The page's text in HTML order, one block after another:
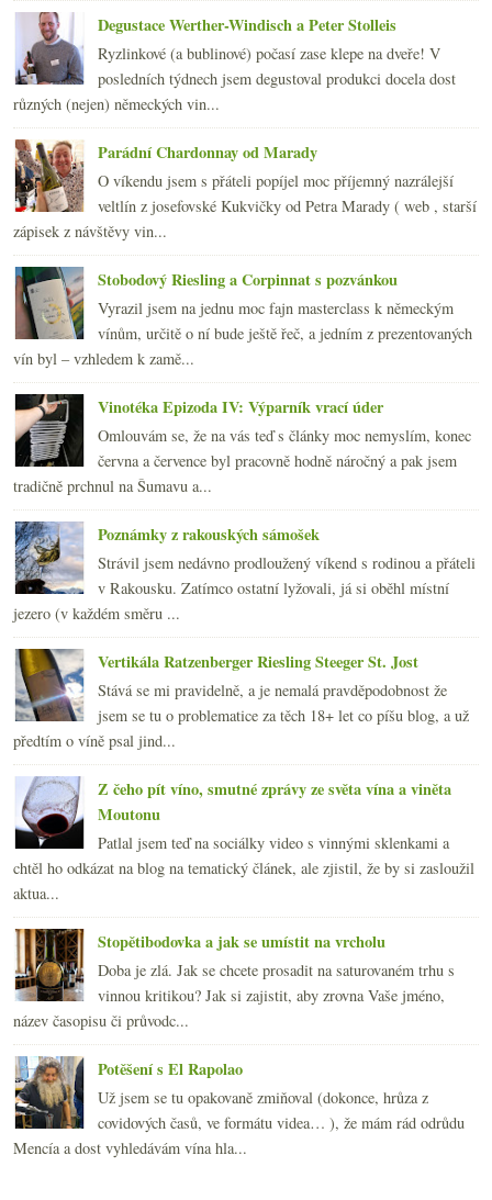
►dubna
►března (23)
►února(20)
ledna (20)
2008
►2007(108)
Degustace Werther-Windisch a Peter Stolleis
Ryzlinkové (a bublinové) počasí zase klepe na dveře! V
posledních týdnech jsem degustoval produkci docela dost
různých (nejen) německých vin...
Parádní Chardonnay od Marady
O víkendu jsem s přáteli popíjel moc příjemný nazrálejší
veltlín z josefovské Kukvičky od Petra Marady ( web , starší
zápisek z návštěvy vin...
Stobodový Riesling a Corpinnat s pozvánkou
Vyrazil jsem na jednu moc fajn masterclass k německým
vínům, určitě o ní bude ještě řeč, a jedním z prezentovaných
vín byl – vzhledem k zamě...
Vinotéka Epizoda IV: Výparník vrací úder
Omlouvám se, že na vás teď s články moc nemyslím, konec
června a července byl pracovně hodně náročný a pak jsem
tradičně prchnul na Šumavu a...
Poznámky z rakouských sámošek
Strávil jsem nedávno prodloužený víkend s rodinou a přáteli
v Rakousku. Zatímco ostatní lyžovali, já si oběhl místní
jezero (v každém směru ...
Vertikála Ratzenberger Riesling Steeger St. Jost
Stává se mi pravidelně, a je nemalá pravděpodobnost že
jsem se tu o problematice za těch 18+ let co píšu blog, a už
předtím o víně psal jind...
Z čeho pít víno, smutné zprávy ze světa vína a viněta
Moutonu
Patlal jsem teď na sociálky video s vinnými sklenkami a
chtěl ho odkázat na blog na tematický článek, ale zjistil, že by si zasloužil
aktua...
Stopětibodovka a jak se umístit na vrcholu
Doba je zlá. Jak se chcete prosadit na saturovaném trhu s
vinnou kritikou? Jak si zajistit, aby zrovna Vaše jméno,
název časopisu či průvodc...
Potěšení s El Rapolao
Už jsem se tu opakovaně zmiňoval (dokonce, hrůza z
covidových časů, ve formátu videa… ), že mám rád odrůdu
Mencía a dost vyhledávám vína hla...